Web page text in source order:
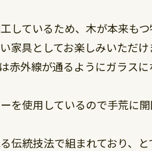
しているため、木が本来も
家具としてお楽しみいただけ
赤外線が通るようにガラス
を使用しているので手荒に
伝統技法で組まれており、